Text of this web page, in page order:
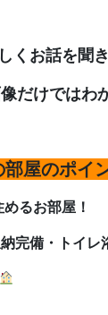
くお話を聞
けではわ
部屋のポイ
めるお部屋！
備・トイレ